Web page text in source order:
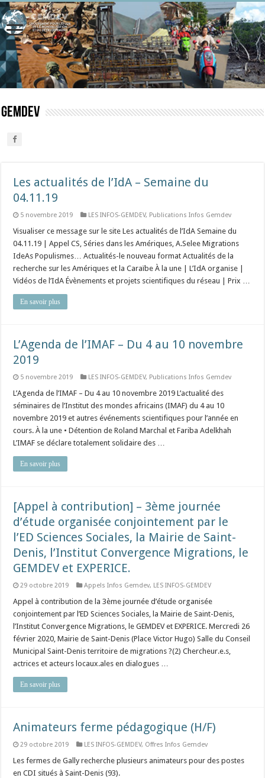
gemdev
Les actualités de l’IdA – Semaine du
04.11.19
5 novembre 2019 LES INFOS-GEMDEV, Publications Infos Gemdev
Visualiser ce message sur le site Les actualités de l’IdA Semaine du
04.11.19 | Appel CS, Séries dans les Amériques, A.Selee Migrations
IdeAs Populismes… Actualités-le nouveau format Actualités de la
recherche sur les Amériques et la Caraïbe À la une | L’IdA organise |
Vidéos de l’IdA Évènements et projets scientifiques du réseau | Prix …
En savoir plus
L’Agenda de l’IMAF – Du 4 au 10 novembre
2019
5 novembre 2019 LES INFOS-GEMDEV, Publications Infos Gemdev
L’Agenda de l’IMAF – Du 4 au 10 novembre 2019 L’actualité des
séminaires de l’Institut des mondes africains (IMAF) du 4 au 10
novembre 2019 et autres événements scientifiques pour l’année en
cours. À la une • Détention de Roland Marchal et Fariba Adelkhah
L’IMAF se déclare totalement solidaire des …
En savoir plus
[Appel à contribution] – 3ème journée
d’étude organisée conjointement par le
l’ED Sciences Sociales, la Mairie de Saint-
Denis, l’Institut Convergence Migrations, le
GEMDEV et EXPERICE.
29 octobre 2019 Appels Infos Gemdev, LES INFOS-GEMDEV
Appel à contribution de la 3ème journée d’étude organisée
conjointement par l’ED Sciences Sociales, la Mairie de Saint-Denis,
l’Institut Convergence Migrations, le GEMDEV et EXPERICE. Mercredi 26
février 2020, Mairie de Saint-Denis (Place Victor Hugo) Salle du Conseil
Municipal Saint-Denis territoire de migrations ?(2) Chercheur.e.s,
actrices et acteurs locaux.ales en dialogues …
En savoir plus
Animateurs ferme pédagogique (H/F)
29 octobre 2019 LES INFOS-GEMDEV, Offres Infos Gemdev
Les fermes de Gally recherche plusieurs animateurs pour des postes
en CDI situés à Saint-Denis (93).